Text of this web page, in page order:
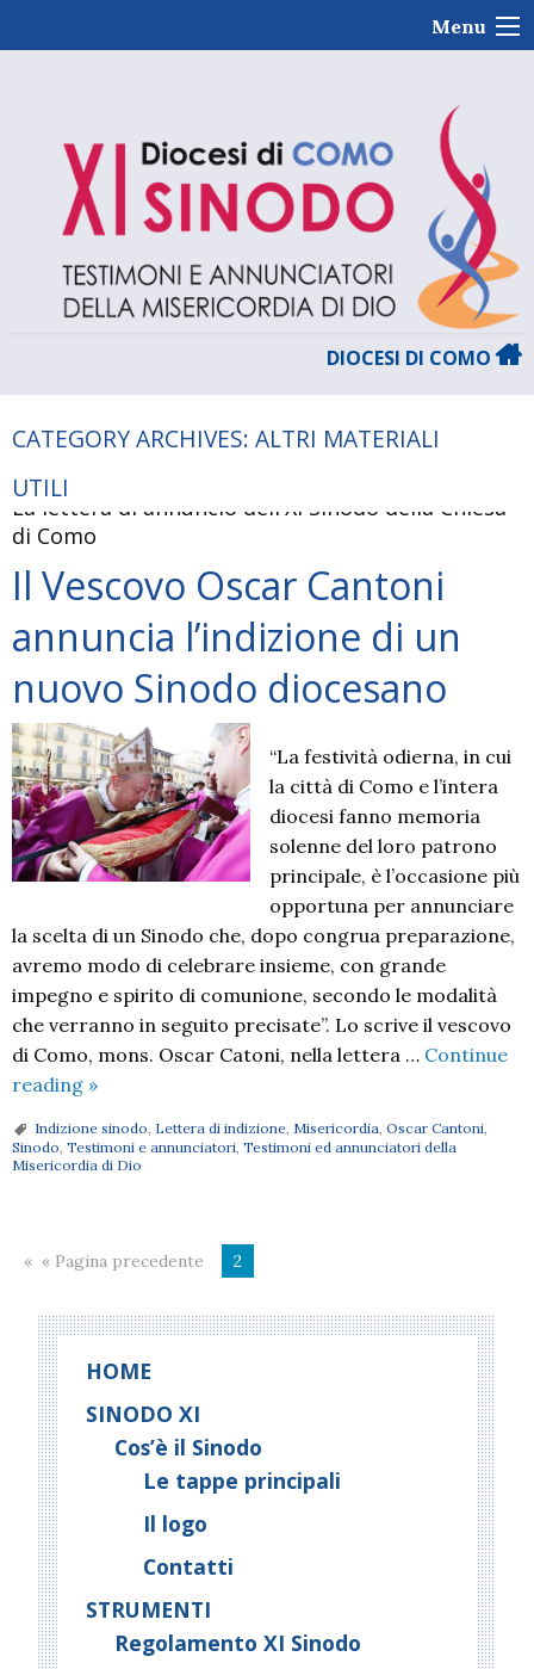
Menu
DIOCESI DI COMO
CATEGORY ARCHIVES: ALTRI MATERIALI
UTILI
La lettera di annuncio dell'XI Sinodo della Chiesa
di Como
Il Vescovo Oscar Cantoni
annuncia l’indizione di un
nuovo Sinodo diocesano
“La festività odierna, in cui
la città di Como e l’intera
diocesi fanno memoria
solenne del loro patrono
principale, è l’occasione più
opportuna per annunciare
la scelta di un Sinodo che, dopo congrua preparazione,
avremo modo di celebrare insieme, con grande
impegno e spirito di comunione, secondo le modalità
che verranno in seguito precisate”. Lo scrive il vescovo
di Como, mons. Oscar Catoni, nella lettera … Continue
reading Il
Oscar
Cantoni
di
nuovo
diocesano
»
Indizione sinodo Lettera di indizione Misericordia Oscar Cantoni
Sinodo Testimoni e annunciatori Testimoni ed annunciatori della
Misericordia di Dio
« Pagina precedente 2
HOME
SINODO XI
Cos’è il Sinodo
Le tappe principali
Il logo
Contatti
STRUMENTI
Regolamento XI Sinodo